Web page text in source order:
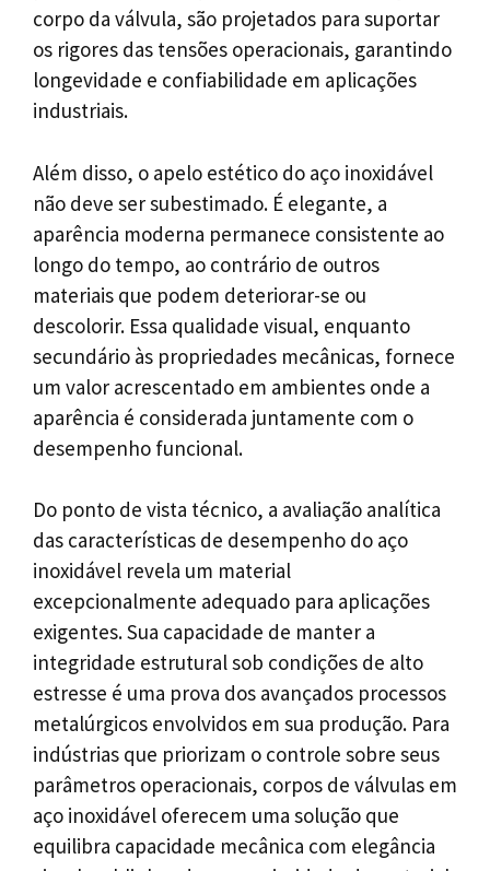
corpo da válvula, são projetados para suportar
os rigores das tensões operacionais, garantindo
longevidade e confiabilidade em aplicações
industriais.
Além disso, o apelo estético do aço inoxidável
não deve ser subestimado. É elegante, a
aparência moderna permanece consistente ao
longo do tempo, ao contrário de outros
materiais que podem deteriorar-se ou
descolorir. Essa qualidade visual, enquanto
secundário às propriedades mecânicas, fornece
um valor acrescentado em ambientes onde a
aparência é considerada juntamente com o
desempenho funcional.
Do ponto de vista técnico, a avaliação analítica
das características de desempenho do aço
inoxidável revela um material
excepcionalmente adequado para aplicações
exigentes. Sua capacidade de manter a
integridade estrutural sob condições de alto
estresse é uma prova dos avançados processos
metalúrgicos envolvidos em sua produção. Para
indústrias que priorizam o controle sobre seus
parâmetros operacionais, corpos de válvulas em
aço inoxidável oferecem uma solução que
equilibra capacidade mecânica com elegância